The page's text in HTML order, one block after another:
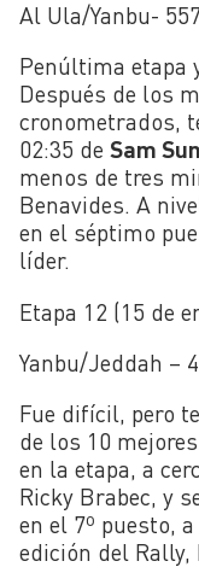
Al Ula/Yanbu-
Penúltima etapa
Después de los
cronometrados,
02:35 de Sam
menos de tres
Benavides. A
en el séptimo
líder.
Etapa 12 (15 de
Yanbu/Jeddah –
Fue difícil, pero
de los 10
en la etapa, a
Ricky Brabec, y
en el 7º puesto,
edición del Rally,